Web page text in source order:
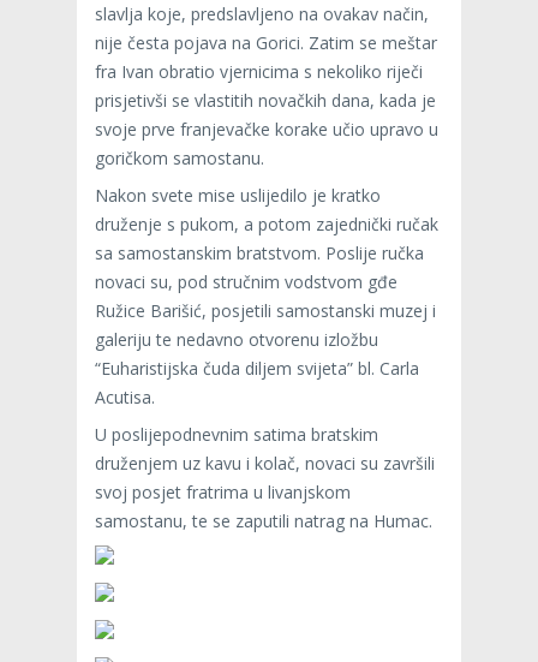
slavlja koje, predslavljeno na ovakav način,
nije česta pojava na Gorici. Zatim se meštar
fra Ivan obratio vjernicima s nekoliko riječi
prisjetivši se vlastitih novačkih dana, kada je
svoje prve franjevačke korake učio upravo u
goričkom samostanu.
Nakon svete mise uslijedilo je kratko
druženje s pukom, a potom zajednički ručak
sa samostanskim bratstvom. Poslije ručka
novaci su, pod stručnim vodstvom gđe
Ružice Barišić, posjetili samostanski muzej i
galeriju te nedavno otvorenu izložbu
“Euharistijska čuda diljem svijeta” bl. Carla
Acutisa.
U poslijepodnevnim satima bratskim
druženjem uz kavu i kolač, novaci su završili
svoj posjet fratrima u livanjskom
samostanu, te se zaputili natrag na Humac.